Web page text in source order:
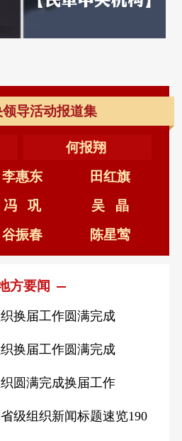
民革中央调研组赴甘肃调研基层卫生健康体系医防融合与社会共治建设
何报翔
李惠东
田红旗
冯 巩
吴 晶
谷振春 陈星莺
方要闻
换届工作圆满完成
换届工作圆满完成
圆满完成换届工作
级组织新闻标题速览190